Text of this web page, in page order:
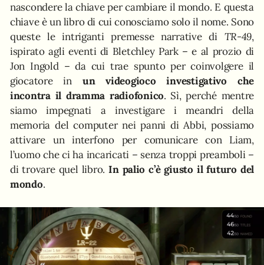
nascondere la chiave per cambiare il mondo. E questa
chiave è un libro di cui conosciamo solo il nome. Sono
queste le intriganti premesse narrative di TR-49,
ispirato agli eventi di Bletchley Park – e al prozio di
Jon Ingold – da cui trae spunto per coinvolgere il
giocatore in un videogioco investigativo che
incontra il dramma radiofonico. Sì, perché mentre
siamo impegnati a investigare i meandri della
memoria del computer nei panni di Abbi, possiamo
attivare un interfono per comunicare con Liam,
l’uomo che ci ha incaricati – senza troppi preamboli –
di trovare quel libro. In palio c’è giusto il futuro del
mondo.